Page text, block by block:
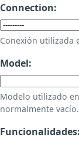
Connection:
Conexión utilizada
Model:
Modelo utilizado
normalmente vacío.
Funcionalidades: